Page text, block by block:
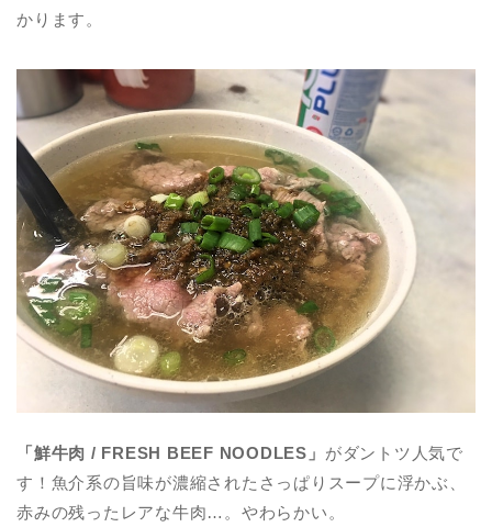
かります。
「鮮牛肉 / FRESH BEEF NOODLES」 がダントツ人気で
す！魚介系の旨味が濃縮されたさっぱりスープに浮かぶ、
赤みの残ったレアな牛肉…。やわらかい。